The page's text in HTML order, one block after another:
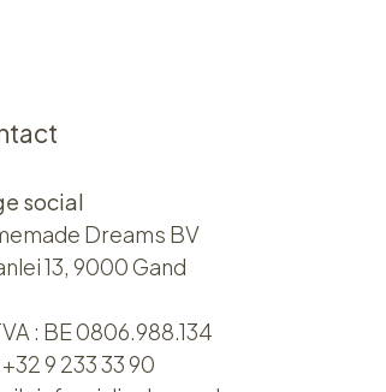
social
Dreams BV
13, 9000 Gand
: BE 0806.988.134
+32 9 233 33 90